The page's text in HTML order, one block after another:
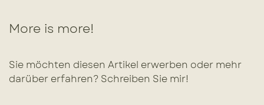
More is more!
Sie möchten diesen Artikel erwerben oder mehr
darüber erfahren? Schreiben Sie mir!